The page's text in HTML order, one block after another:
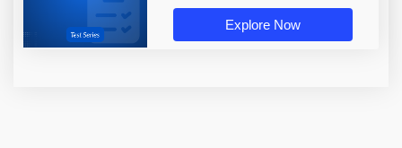
Explore Now